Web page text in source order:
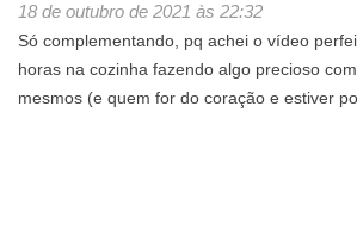
18 de outubro de 2021 às 22:32
Só complementando, pq achei o vídeo
horas na cozinha fazendo algo precioso
mesmos (e quem for do coração e estiver